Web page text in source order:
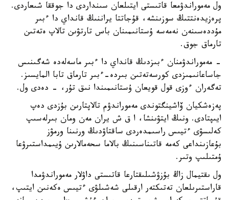
ول مەموراندۋمعا قاتىستى ايتىلعان سىنداردى دا جوققا شىعاردى.
پرەزيدەنتتىڭ سوزىنشە، قۇجاتتا يراننىڭ قانداي دا ءبىر
مۇددەسىنەن نەمەسە ۇستانىمىنان باس تارتۋىن تالاپ ەتەتىن
تارماق جوق.
- مەموراندۋمنان ءبىزدىڭ قانداي دا ءبىر ماسەلەدە شەگىنىس
جاساعانىمىزدى كورسەتەتىن بىردە-ءبىر تارماق تابا المايسىز.
تەگەران ءوزى قول قويعان ۇستانىمىندا نىق تۇر، - دەدى ول.
پەزەشكيان ۆاشينگتوندى مەموراندۋم تالاپتارىن بۇزدى دەپ
ايىپتادى. ونىڭ ايتۋىنشا، ا ق ش يران مەن ومان بىرلەسىپ
كەلىسۋى ءتيىس راسىمدەردى ساقتاۋدىڭ ورنىنا ورمۋز
بۇعازىنداعى كەمە قاتىناسىنىڭ بالاما سحەمالارىن ۇيىمداستىرۋعا
ۇمتىلىپ وتىر.
ول ىقتيمال زاڭ بۇزۋشىلىقتارعا قاتىستى داۋلار مەموراندۋمدا
قاراستىرىلعان تەتىكتەر ارقىلى شەشىلۋى ءتيىس ەكەنىن ايتىپ،